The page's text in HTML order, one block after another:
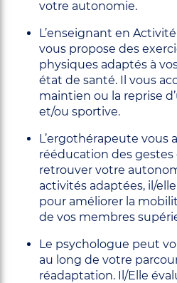
votre autonomie.
L’enseignant en
vous propose des
physiques adaptés à
état de santé. Il vous
maintien ou la reprise
et/ou sportive.
L’ergothérapeute vous
rééducation des
retrouver votre
activités adaptées, il/
pour améliorer la
de vos membres
Le psychologue peut
au long de votre
réadaptation. Il/Elle